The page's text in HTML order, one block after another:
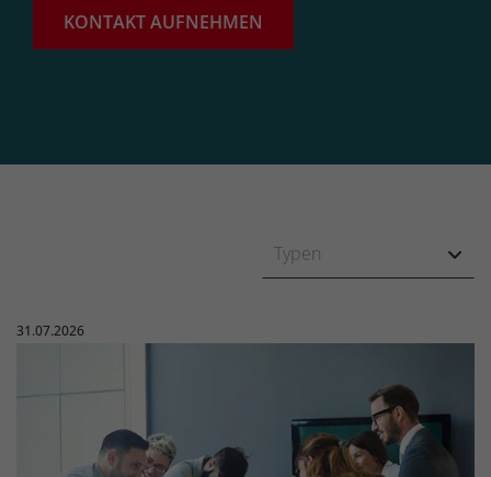
KONTAKT AUFNEHMEN
Typen
Veröffentlicht am:
31.07.2026